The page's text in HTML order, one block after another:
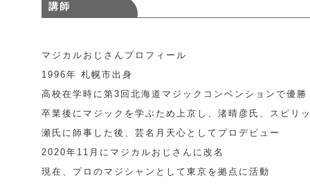
講師
マジカルおじさんプロフィール
1996年 札幌市出身
高校在学時に第3回北海道マジックコンベンションで優
卒業後にマジックを学ぶため上京し、渚晴彦氏、スピリ
瀬氏に師事した後、芸名月天心としてプロデビュー
2020年11月にマジカルおじさんに改名
現在、プロのマジシャンとして東京を拠点に活動